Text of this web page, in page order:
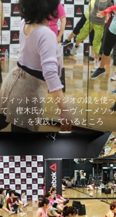
フィットネススタジオの鏡を使っ
て、樫木氏が「カーヴィーメソッ
ド」を実践しているところ